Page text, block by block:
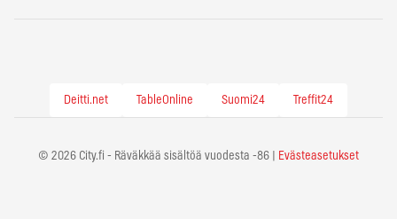
Deitti.net TableOnline Suomi24 Treffit24
© 2026 City.fi - Räväkkää sisältöä vuodesta -86 | Evästeasetukset